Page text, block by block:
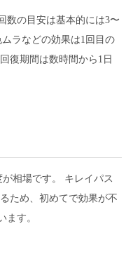
数の目安は基本的には3〜
ラなどの効果は1回目の
復期間は数時間から1日
が相場です。 キレイパス
ため、初めてで効果が不
ます。